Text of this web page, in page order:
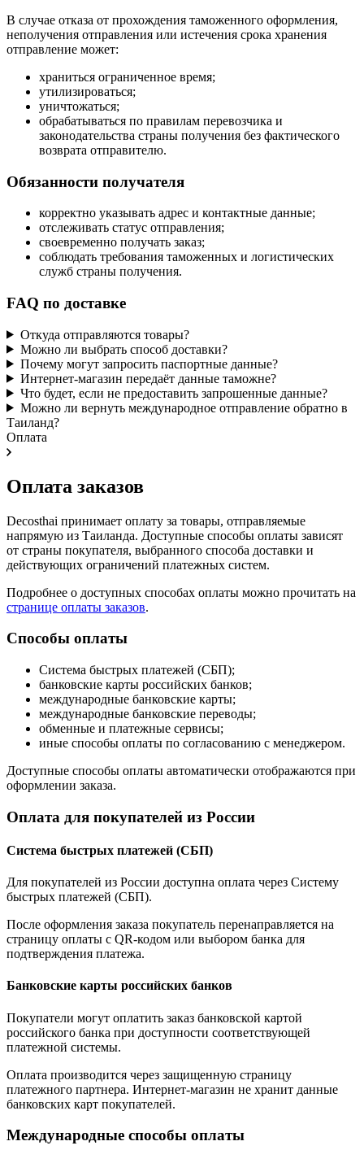
В случае отказа от прохождения таможенного оформления,
неполучения отправления или истечения срока хранения
отправление может:
храниться ограниченное время;
утилизироваться;
уничтожаться;
обрабатываться по правилам перевозчика и
законодательства страны получения без фактического
возврата отправителю.
Обязанности получателя
корректно указывать адрес и контактные данные;
отслеживать статус отправления;
своевременно получать заказ;
соблюдать требования таможенных и логистических
служб страны получения.
FAQ по доставке
Откуда отправляются товары?
Можно ли выбрать способ доставки?
Почему могут запросить паспортные данные?
Интернет-магазин передаёт данные таможне?
Что будет, если не предоставить запрошенные данные?
Можно ли вернуть международное отправление обратно в
Таиланд?
Оплата
Оплата заказов
Decosthai принимает оплату за товары, отправляемые
напрямую из Таиланда. Доступные способы оплаты зависят
от страны покупателя, выбранного способа доставки и
действующих ограничений платежных систем.
Подробнее о доступных способах оплаты можно прочитать на
странице оплаты заказов.
Способы оплаты
Система быстрых платежей (СБП);
банковские карты российских банков;
международные банковские карты;
международные банковские переводы;
обменные и платежные сервисы;
иные способы оплаты по согласованию с менеджером.
Доступные способы оплаты автоматически отображаются при
оформлении заказа.
Оплата для покупателей из России
Система быстрых платежей (СБП)
Для покупателей из России доступна оплата через Систему
быстрых платежей (СБП).
После оформления заказа покупатель перенаправляется на
страницу оплаты с QR-кодом или выбором банка для
подтверждения платежа.
Банковские карты российских банков
Покупатели могут оплатить заказ банковской картой
российского банка при доступности соответствующей
платежной системы.
Оплата производится через защищенную страницу
платежного партнера. Интернет-магазин не хранит данные
банковских карт покупателей.
Международные способы оплаты